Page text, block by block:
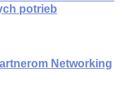
potrieb
Networking